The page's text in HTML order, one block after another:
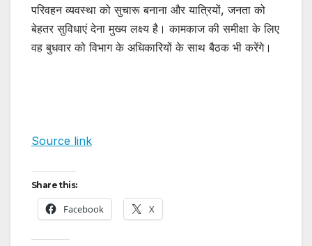
परिवहन व्यवस्था को सुचारू बनाना और यात्रियों, जनता को
बेहतर सुविधाएं देना मुख्य लक्ष्य है। कामकाज की समीक्षा के लिए
वह बुधवार को विभाग के अधिकारियों के साथ बैठक भी करेंगे।
Source link
Share this:
Facebook X